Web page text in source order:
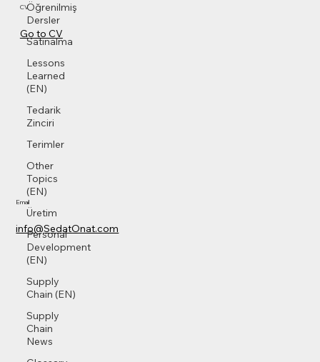
Öğrenilmiş
Dersler
Satınalma
Lessons
Learned
(EN)
Tedarik
Zinciri
Terimler
Other
Topics
(EN)
Üretim
Personal
Development
(EN)
Supply
Chain (EN)
Supply
Chain
News
CV
Go to CV
info@SedatOnat.com
Email